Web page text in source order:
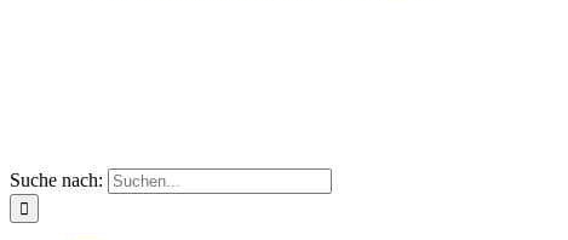
Suche nach: